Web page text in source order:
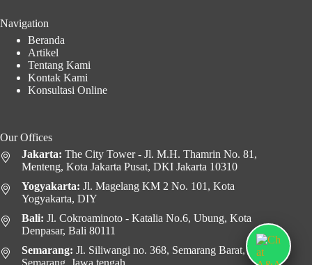
Navigation
Beranda
Artikel
Tentang Kami
Kontak Kami
Konsultasi Online
Our Offices
Jakarta: The City Tower - Jl. M.H. Thamrin No. 81,
Menteng, Kota Jakarta Pusat, DKI Jakarta 10310
Yogyakarta: Jl. Magelang KM 2 No. 101, Kota
Yogyakarta, DIY
Bali: Jl. Cokroaminoto - Katalia No.6, Ubung, Kota
Denpasar, Bali 80111
Semarang: Jl. Siliwangi no. 368, Semarang Barat, Kota
Semarang, Jawa tengah